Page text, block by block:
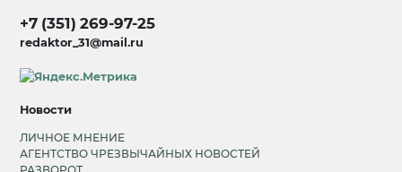
+7 (351) 269-97-25
redaktor_31@mail.ru
Новости
ЛИЧНОЕ МНЕНИЕ
АГЕНТСТВО ЧРЕЗВЫЧАЙНЫХ НОВОСТЕЙ